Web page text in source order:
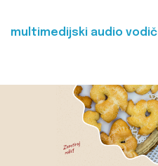
multimedijski audio vodič